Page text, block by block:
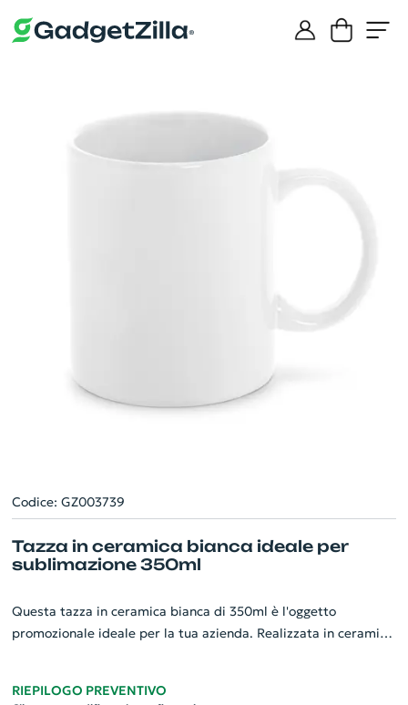
Codice: GZ003739
Tazza in ceramica bianca ideale per
sublimazione 350ml
Questa tazza in ceramica bianca di 350ml è l'oggetto
promozionale ideale per la tua azienda. Realizzata in ceramica
logo o il messaggio della tua azienda. La sua capienza di
RIEPILOGO PREVENTIVO